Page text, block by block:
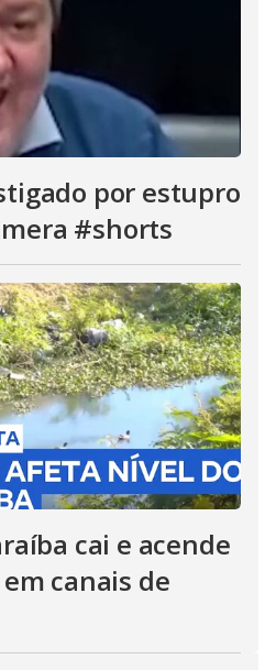
por estupro
#shorts
cai e acende
canais de